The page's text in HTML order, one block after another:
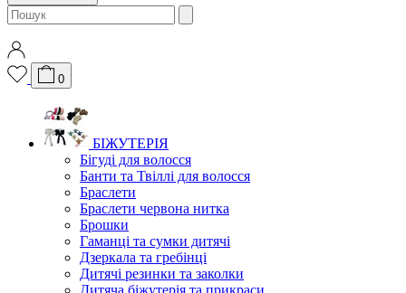
0
БІЖУТЕРІЯ
Бігуді для волосся
Банти та Твіллі для волосся
Браслети
Браслети червона нитка
Брошки
Гаманці та сумки дитячі
Дзеркала та гребінці
Дитячі резинки та заколки